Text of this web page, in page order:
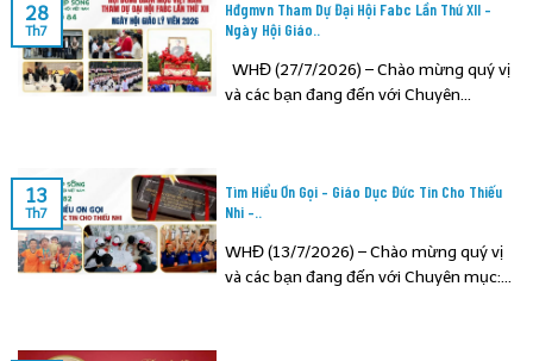
Hđgmvn Tham Dự Đại Hội Fabc Lần Thứ XII –
Ngày Hội Giáo..
WHĐ (27/7/2026) – Chào mừng quý vị
và các bạn đang đến với Chuyên...
28
Th7
Tìm Hiểu Ơn Gọi – Giáo Dục Đức Tin Cho Thiếu
Nhi –..
WHĐ (13/7/2026) – Chào mừng quý vị
và các bạn đang đến với Chuyên mục:...
13
Th7